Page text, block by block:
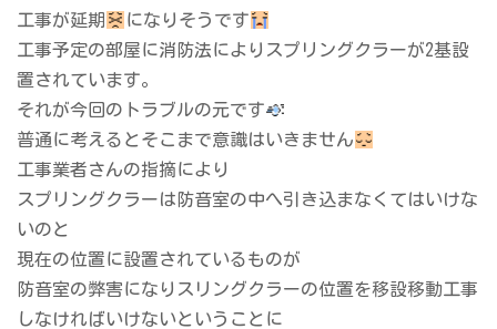
工事が延期
になりそうです
工事予定の部屋に消防法によりスプリングクラーが2基設
置されています。
それが今回のトラブルの元です
普通に考えるとそこまで意識はいきません
工事業者さんの指摘により
スプリングクラーは防音室の中へ引き込まなくてはいけな
いのと
現在の位置に設置されているものが
防音室の弊害になりスリングクラーの位置を移設移動工事
しなければいけないということに